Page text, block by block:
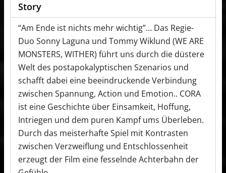
Story
“Am Ende ist nichts mehr wichtig”… Das Regie-
Duo Sonny Laguna und Tommy Wiklund (WE ARE
MONSTERS, WITHER) führt uns durch die düstere
Welt des postapokalyptischen Szenarios und
schafft dabei eine beeindruckende Verbindung
zwischen Spannung, Action und Emotion.. CORA
ist eine Geschichte über Einsamkeit, Hoffung,
Intriegen und dem puren Kampf ums Überleben.
Durch das meisterhafte Spiel mit Kontrasten
zwischen Verzweiflung und Entschlossenheit
erzeugt der Film eine fesselnde Achterbahn der